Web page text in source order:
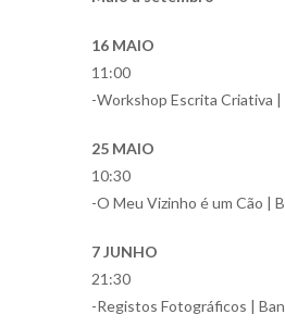
16 MAIO
11:00
-Workshop Escrita Criativa |
25 MAIO
10:30
-O Meu Vizinho é um Cão |
7 JUNHO
21:30
-Registos Fotográficos |